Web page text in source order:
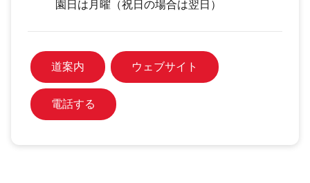
園日は月曜（祝日の場合は翌日）
道案内 ウェブサイト
電話する